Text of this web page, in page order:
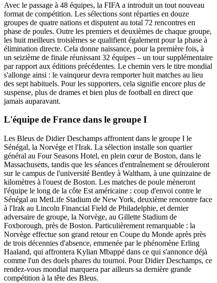
Avec le passage à 48 équipes, la FIFA a introduit un tout nouveau
format de compétition. Les sélections sont réparties en douze
groupes de quatre nations et disputent au total 72 rencontres en
phase de poules. Outre les premiers et deuxièmes de chaque groupe,
les huit meilleurs troisièmes se qualifient également pour la phase à
élimination directe. Cela donne naissance, pour la première fois, à
un seizième de finale réunissant 32 équipes – un tour supplémentaire
par rapport aux éditions précédentes. Le chemin vers le titre mondial
s'allonge ainsi : le vainqueur devra remporter huit matches au lieu
des sept habituels. Pour les supporters, cela signifie encore plus de
suspense, plus de drames et bien plus de football en direct que
jamais auparavant.
L'équipe de France dans le groupe I
Les Bleus de Didier Deschamps affrontent dans le groupe I le
Sénégal, la Norvège et l'Irak. La sélection installe son quartier
général au Four Seasons Hotel, en plein cœur de Boston, dans le
Massachusetts, tandis que les séances d'entraînement se dérouleront
sur le campus de l'université Bentley à Waltham, à une quinzaine de
kilomètres à l'ouest de Boston. Les matches de poule mèneront
l'équipe le long de la côte Est américaine : coup d'envoi contre le
Sénégal au MetLife Stadium de New York, deuxième rencontre face
à l'Irak au Lincoln Financial Field de Philadelphie, et dernier
adversaire de groupe, la Norvège, au Gillette Stadium de
Foxborough, près de Boston. Particulièrement remarquable : la
Norvège effectue son grand retour en Coupe du Monde après près
de trois décennies d'absence, emmenée par le phénomène Erling
Haaland, qui affrontera Kylian Mbappé dans ce qui s'annonce déjà
comme l'un des duels phares du tournoi. Pour Didier Deschamps, ce
rendez-vous mondial marquera par ailleurs sa dernière grande
compétition à la tête des Bleus.